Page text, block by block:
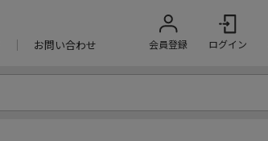
お問い合わせ 会員登録 ログイン